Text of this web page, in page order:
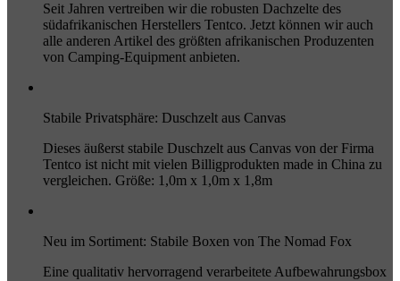
Seit Jahren vertreiben wir die robusten Dachzelte des
südafrikanischen Herstellers Tentco. Jetzt können wir auch
alle anderen Artikel des größten afrikanischen Produzenten
von Camping-Equipment anbieten.
Stabile Privatsphäre: Duschzelt aus Canvas
Dieses äußerst stabile Duschzelt aus Canvas von der Firma
Tentco ist nicht mit vielen Billigprodukten made in China zu
vergleichen. Größe: 1,0m x 1,0m x 1,8m
Neu im Sortiment: Stabile Boxen von The Nomad Fox
Eine qualitativ hervorragend verarbeitete Aufbewahrungsbox